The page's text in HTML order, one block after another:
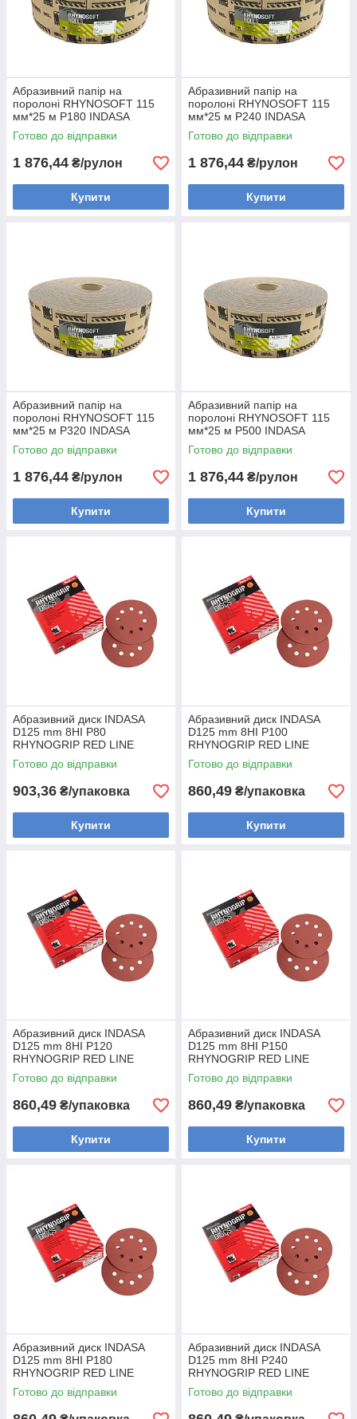
Абразивний папір на
поролоні RHYNOSOFT 115
мм*25 м P180 INDASA
(Португалія)
Готово до відправки
1 876,44 ₴/рулон
Купити
Абразивний папір на
поролоні RHYNOSOFT 115
мм*25 м P240 INDASA
(Португалія)
Готово до відправки
1 876,44 ₴/рулон
Купити
Абразивний папір на
поролоні RHYNOSOFT 115
мм*25 м P320 INDASA
(Португалія)
Готово до відправки
1 876,44 ₴/рулон
Купити
Абразивний папір на
поролоні RHYNOSOFT 115
мм*25 м P500 INDASA
(Португалія)
Готово до відправки
1 876,44 ₴/рулон
Купити
Абразивний диск INDASA
D125 mm 8HI P80
RHYNOGRIP RED LINE
(Португалія) (50шт)
Готово до відправки
903,36 ₴/упаковка
Купити
Абразивний диск INDASA
D125 mm 8HI P100
RHYNOGRIP RED LINE
(Португалія) (50шт)
Готово до відправки
860,49 ₴/упаковка
Купити
Абразивний диск INDASA
D125 mm 8HI P120
RHYNOGRIP RED LINE
(Португалія) (50шт)
Готово до відправки
860,49 ₴/упаковка
Купити
Абразивний диск INDASA
D125 mm 8HI P150
RHYNOGRIP RED LINE
(Португалія) (50шт)
Готово до відправки
860,49 ₴/упаковка
Купити
Абразивний диск INDASA
D125 mm 8HI P180
RHYNOGRIP RED LINE
(Португалія) (50шт)
Готово до відправки
Абразивний диск INDASA
D125 mm 8HI P240
RHYNOGRIP RED LINE
(Португалія) (50шт)
Готово до відправки